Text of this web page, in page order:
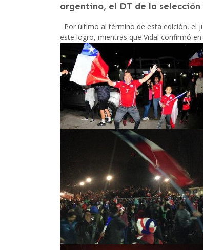
argentino, el DT de la
Por último al término de esta edición, el
este logro, mientras que Vidal confirmó